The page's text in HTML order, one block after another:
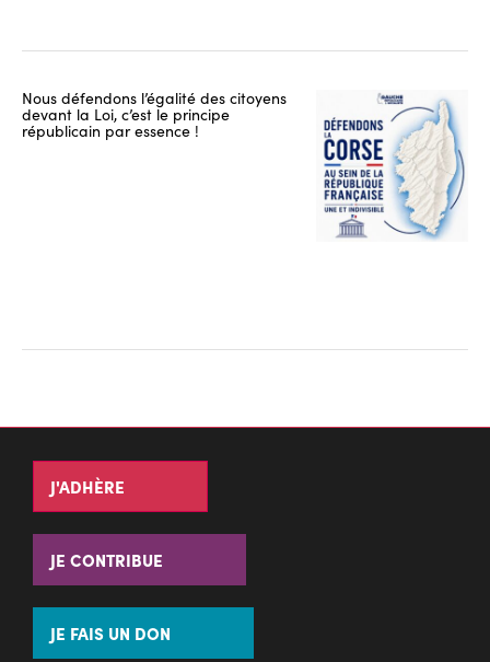
Nous défendons l’égalité des citoyens
devant la Loi, c’est le principe
républicain par essence !
J'ADHÈRE
JE CONTRIBUE
JE FAIS UN DON